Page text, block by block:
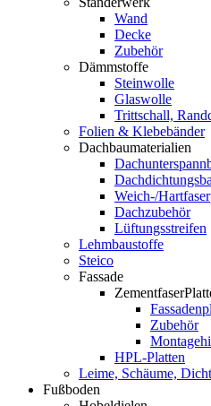
Wand
Decke
Zubehör
Dämmstoffe
Steinwolle
Glaswolle
Trittschall,
Folien & Klebebänder
Dachbaumaterialien
Weich-/
Dachzubehör
Lüftungsstreifen
Lehmbaustoffe
Steico
Fassade
Zubehör
HPL-Platten
Leime, Schäume,
Fußboden